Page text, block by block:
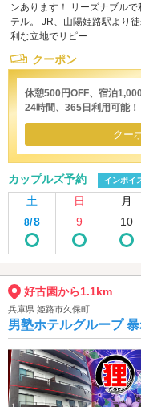
ンあります！ リーズナブル
テル。 JR、山陽姫路駅より
利な立地でリピー...
クーポン
休憩500円OFF、宿泊
24時間、365日利用可能！
クー
カップルズ予約 インボイ
土 日 月
8/8 9 10
好古園から1.1km
兵庫県 姫路市久保町
男塾ホテルグループ